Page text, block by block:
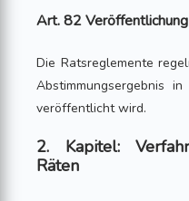
Art. 82
Die Ratsreglemente
Abstimmungsergebnis
veröffentlicht wird.
2. Kapitel:
Räten